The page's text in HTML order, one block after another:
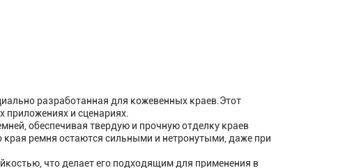
разработанная для кожевенных краев.Этот
и сценариях.
обеспечивая твердую и прочную отделку краев
края ремня остаются сильными и нетронутыми, даже при
что делает его подходящим для применения в